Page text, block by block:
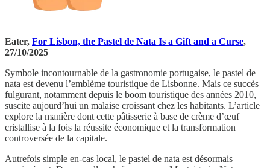
Eater, For Lisbon, the Pastel de Nata Is a Gift and a Curse,
27/10/2025
Symbole incontournable de la gastronomie portugaise, le pastel de
nata est devenu l’emblème touristique de Lisbonne. Mais ce succès
fulgurant, notamment depuis le boom touristique des années 2010,
suscite aujourd’hui un malaise croissant chez les habitants. L’article
explore la manière dont cette pâtisserie à base de crème d’œuf
cristallise à la fois la réussite économique et la transformation
controversée de la capitale.
Autrefois simple en-cas local, le pastel de nata est désormais